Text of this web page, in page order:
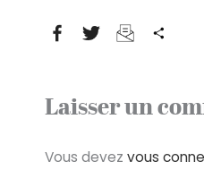
Laisser un
Vous devez vous